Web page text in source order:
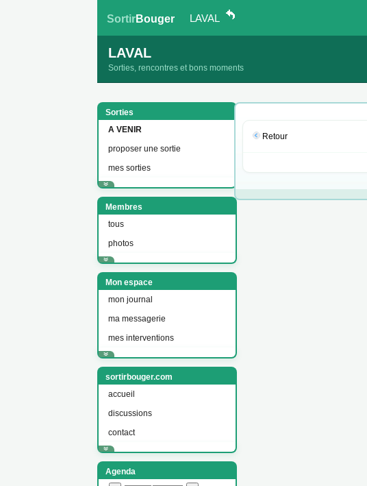
SortirBouger LAVAL
LAVAL
Sorties, rencontres et bons moments
Sorties
A VENIR
proposer une sortie
mes sorties
Membres
tous
photos
Mon espace
mon journal
ma messagerie
mes interventions
sortirbouger.com
accueil
discussions
contact
Agenda
Retour